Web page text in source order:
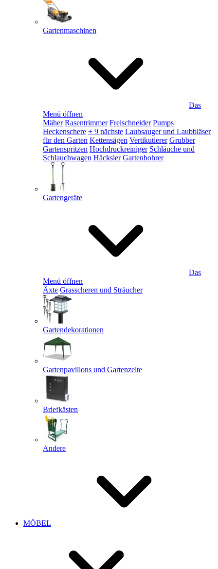
Gartenmaschinen
Das
Menü öffnen
Mäher Rasentrimmer Freischneider Pumps
Heckenschere + 9 nächste Laubsauger und Laubbläser
für den Garten Kettensägen Vertikutierer Grubber
Gartenspritzen Hochdruckreiniger Schläuche und
Schlauchwagen Häcksler Gartenbohrer
Gartengeräte
Das
Menü öffnen
Äxte Grasscheren und Sträucher
Gartendekorationen
Gartenpavillons und Gartenzelte
Briefkästen
Andere
MÖBEL